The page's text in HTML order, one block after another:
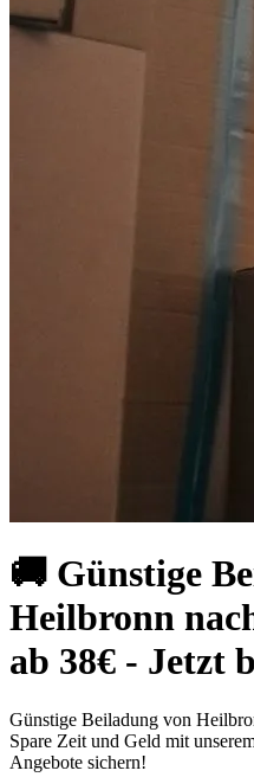
🚚 Günstige
Heilbronn
ab 38€ - Jetzt
Günstige Beiladung von
Spare Zeit und Geld mit
Angebote sichern!